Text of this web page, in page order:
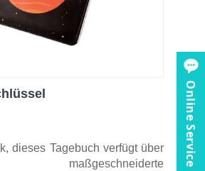
dieses Tagebuch verfügt über
Online Service